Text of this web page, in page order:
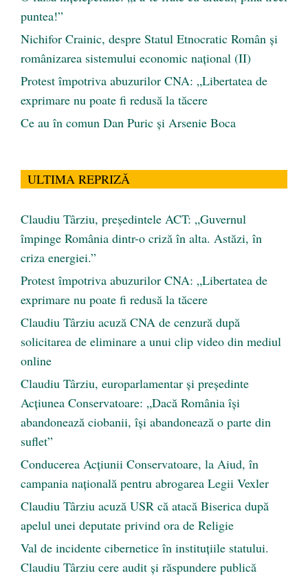
puntea!”
Nichifor Crainic, despre Statul Etnocratic Român şi
românizarea sistemului economic naţional (II)
Protest împotriva abuzurilor CNA: „Libertatea de
exprimare nu poate fi redusă la tăcere
Ce au în comun Dan Puric şi Arsenie Boca
ULTIMA REPRIZĂ
Claudiu Târziu, președintele ACT: „Guvernul
împinge România dintr-o criză în alta. Astăzi, în
criza energiei.”
Protest împotriva abuzurilor CNA: „Libertatea de
exprimare nu poate fi redusă la tăcere
Claudiu Târziu acuză CNA de cenzură după
solicitarea de eliminare a unui clip video din mediul
online
Claudiu Târziu, europarlamentar și președinte
Acțiunea Conservatoare: „Dacă România își
abandonează ciobanii, își abandonează o parte din
suflet”
Conducerea Acțiunii Conservatoare, la Aiud, în
campania națională pentru abrogarea Legii Vexler
Claudiu Târziu acuză USR că atacă Biserica după
apelul unei deputate privind ora de Religie
Val de incidente cibernetice în instituțiile statului.
Claudiu Târziu cere audit și răspundere publică